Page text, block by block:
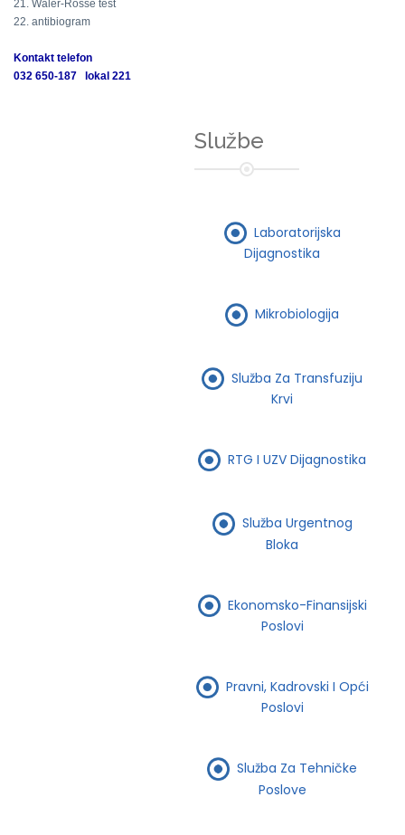
21. Waler-Rosse test
22. antibiogram
Kontakt telefon
032 650-187 lokal 221
Službe
Laboratorijska
Dijagnostika
Mikrobiologija
Služba Za Transfuziju
Krvi
RTG I UZV Dijagnostika
Služba Urgentnog
Bloka
Ekonomsko-Finansijski
Poslovi
Pravni, Kadrovski I Opći
Poslovi
Služba Za Tehničke
Poslove